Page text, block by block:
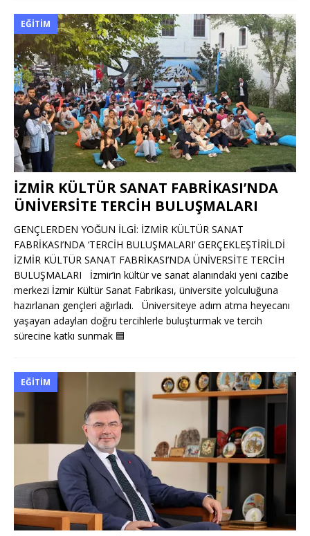
EĞITIM
İZMİR KÜLTÜR SANAT FABRİKASI’NDA
ÜNİVERSİTE TERCİH BULUŞMALARI
GENÇLERDEN YOĞUN İLGİ: İZMİR KÜLTÜR SANAT
FABRİKASI’NDA ‘TERCİH BULUŞMALARI’ GERÇEKLEŞTİRİLDİ
İZMİR KÜLTÜR SANAT FABRİKASI’NDA ÜNİVERSİTE TERCİH
BULUŞMALARI İzmir’in kültür ve sanat alanındaki yeni cazibe
merkezi İzmir Kültür Sanat Fabrikası, üniversite yolculuğuna
hazırlanan gençleri ağırladı. Üniversiteye adım atma heyecanı
yaşayan adayları doğru tercihlerle buluşturmak ve tercih
sürecine katkı sunmak 🟦
EĞITIM